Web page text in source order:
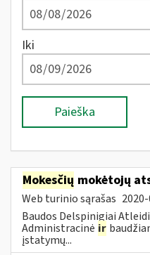
Iki
Paieška
Mokesčių mokėtojų
Web turinio sąrašas
Baudos Delspinigiai
Administracinė ir
įstatymų...